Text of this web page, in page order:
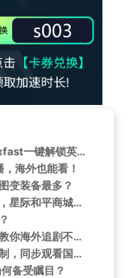
LPL冠军臻彩海外限看？实测Sixfast一键解锁英雄联盟国服内容
海外也能看！
变装备最多？
崩坏：星穹铁道忘归人预告发布，星际和平商城年终大促开启！
旗袍美人曾黎惊艳荧幕！手把手教你海外追剧不再卡顿
海外华人必看！轻松突破地区限制，同步观看国内阅兵盛典
备受瞩目？